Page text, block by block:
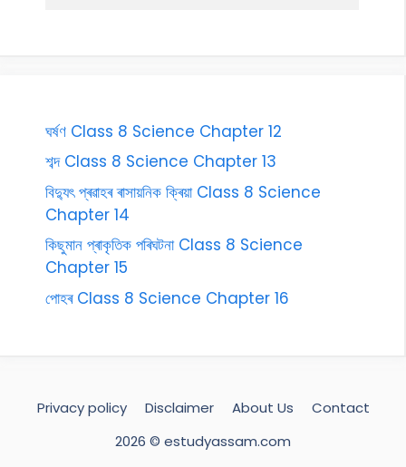
ঘৰ্ষণ Class 8 Science Chapter 12
শব্দ Class 8 Science Chapter 13
বিদ্যুৎ প্ৰৱাহৰ ৰাসায়নিক ক্ৰিয়া Class 8 Science
Chapter 14
কিছুমান প্ৰাকৃতিক পৰিঘটনা Class 8 Science
Chapter 15
পোহৰ Class 8 Science Chapter 16
Privacy policy Disclaimer About Us
Contact
2026 © estudyassam.com